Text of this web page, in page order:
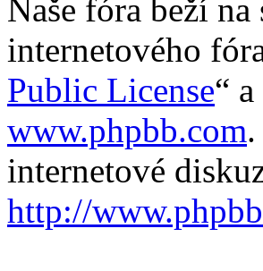
Naše fóra beží
internetového
Public License“
www.phpbb.com
internetové
http://